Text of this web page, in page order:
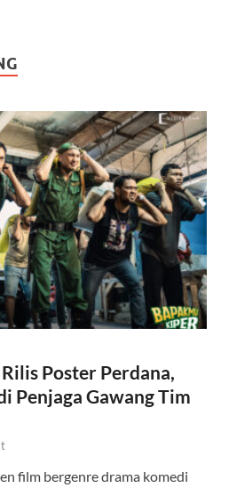
Poster Perdana,
Penjaga Gawang Tim
film bergenre drama komedi